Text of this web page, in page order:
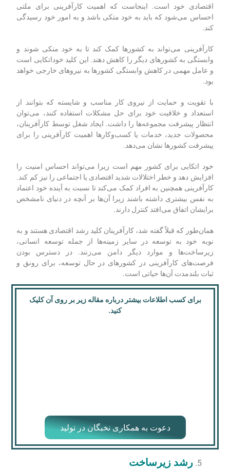
اقتصادی خود است. اینجاست که اهمیت کارآفرینی برای ملتی
احساس می‌شود که باید به خود متکی باشد و به امور خود رسیدگی
کند.
کارآفرینی می‌تواند به کشورها کمک کند تا به خود متکی شوند و
وابستگی به کشورهای دیگر را کاهش دهند. این کلید خوداتکایی است
و عامل مهمی در کاهش وابستگی کشورها به نیروهای خارجی خواهد
بود.
با تقویت و حمایت از نیروی کار مناسب و شایسته که بتوانند از
استعداد و خلاقیت خود برای حل مشکلات استفاده کنند، می‌توان
انتظار پیشرفت مجموعه‌ها را داشت. ایجاد شغل توسط کارآفرینان،
محصولات جدید، خدمات یا کسب‌وکارها اهمیت کارآفرینی را برای
پیشرفت کشورها نشان می‌دهد.
خود اتکایی برای کشور مهم است زیرا می‌تواند احساس امنیت را
افزایش دهد و خطر اختلالات شدید اقتصادی یا اجتماعی را نیز کم کند.
کارآفرینی همچنین به افراد کمک می‌کند تا نسبت به آینده خود اعتماد
به نفس بیشتری داشته باشند زیرا آن‌ها بر آنچه در دنیای نامشخص
برایشان اتفاق می‌افتد کنترل دارند.
همان‌طور که قبلاً گفته شد، کارآفرینان کلید رشد اقتصادی هستند و به
نوبه خود به توسعه در سایر زمینه‌ها از جمله توسعه انسانی،
زیرساخت‌ها و موارد دیگر دامن می‌زنند. در دسترس بودن
فرصت‌های کارآفرینی در کشورهای در حال توسعه، برای رونق و
ثبات بلندمدت آن‌ها حیاتی است.
برای کسب اطلاعات بیشتر درباره مقاله زیر بر روی آن کلیک
کنید.
دعوت به همکاری نخبگان در تولید
رشد زیرساخت